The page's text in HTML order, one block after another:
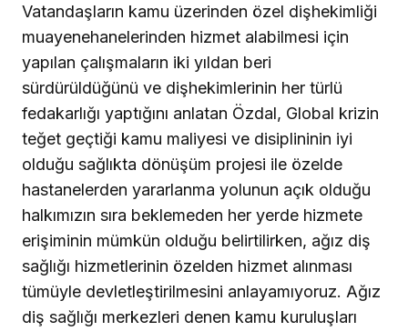
Vatandaşların kamu üzerinden özel dişhekimliği
muayenehanelerinden hizmet alabilmesi için
yapılan çalışmaların iki yıldan beri
sürdürüldüğünü ve dişhekimlerinin her türlü
fedakarlığı yaptığını anlatan Özdal, Global krizin
teğet geçtiği kamu maliyesi ve disiplininin iyi
olduğu sağlıkta dönüşüm projesi ile özelde
hastanelerden yararlanma yolunun açık olduğu
halkımızın sıra beklemeden her yerde hizmete
erişiminin mümkün olduğu belirtilirken, ağız diş
sağlığı hizmetlerinin özelden hizmet alınması
tümüyle devletleştirilmesini anlayamıyoruz. Ağız
diş sağlığı merkezleri denen kamu kuruluşları